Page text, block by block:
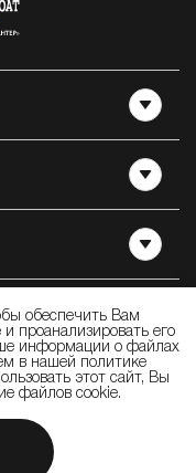
Компания Хантер» —
лодок «Хантер»
обеспечить Вам
проанализировать его
информации о файлах
в нашей политике
этот сайт, Вы
файлов cookie.